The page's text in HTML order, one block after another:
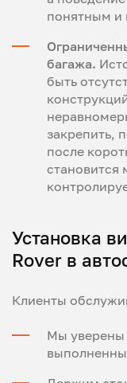
понятным и
багажа.
быть
закрепить,
после
становится
Установка
Rover в
Клиенты
Мы уверены